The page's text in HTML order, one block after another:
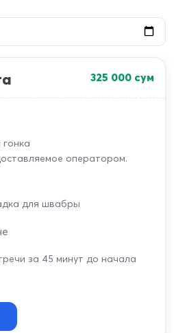
325 000 сум
гонка
оператором.
для швабры
за 45 минут до начала